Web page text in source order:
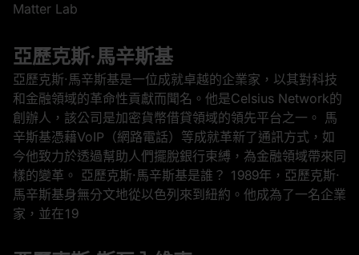
Matter Lab
亞歷克斯·馬辛斯基
亞歷克斯·馬辛斯基是一位成就卓越的企業家，以其對科技
和金融領域的革命性貢獻而聞名。他是Celsius Network的
創辦人，該公司是加密貨幣借貸領域的領先平台之一。 馬
辛斯基憑藉VoIP（網路電話）等成就革新了通訊方式，如
今他致力於透過幫助人們擺脫銀行束縛，為金融領域帶來同
樣的變革。 亞歷克斯·馬辛斯基是誰？ 1989年，亞歷克斯‧
馬辛斯基身無分文地從以色列來到紐約。他成為了一名企業
家，並在19